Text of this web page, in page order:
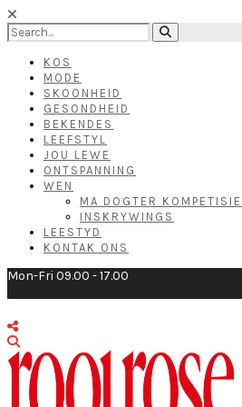
KOS
MODE
SKOONHEID
GESONDHEID
BEKENDES
LEEFSTYL
JOU LEWE
ONTSPANNING
WEN
MA DOGTER KOMPETISIE
INSKRYWINGS
LEESTYD
KONTAK ONS
Mon-Fri 09.00 - 17.00